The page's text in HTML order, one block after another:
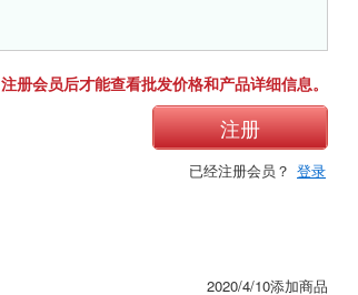
注册会员后才能查看批发价格和产品详细信息。
注册
已经注册会员？ 登录
2020/4/10添加商品